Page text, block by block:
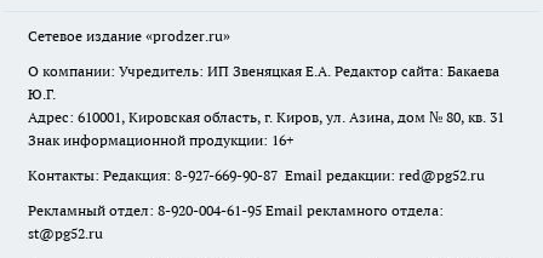
Сетевое издание «prodzer.ru»
О компании: Учредитель: ИП Звеняцкая Е.А. Редактор сайта: Бакаева
Ю.Г.
Адрес: 610001, Кировская область, г. Киров, ул. Азина, дом № 80, кв. 31
Знак информационной продукции: 16+
Контакты: Редакция: 8-927-669-90-87 Email редакции: red@pg52.ru
Рекламный отдел: 8-920-004-61-95 Email рекламного отдела:
st@pg52.ru